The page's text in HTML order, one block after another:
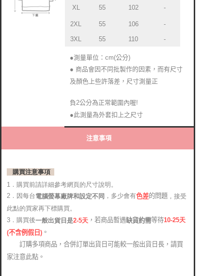
XL 55 102 -
2XL 55 106 -
3XL 55 110 -
●測量單位：cm(公分)
● 商品會因不同批製作的因素，而有尺寸
及顏色上些許落差，尺寸測量正
負2公分為正常範圍內喔!
●此測量為外套扣上之尺寸
注意事項
購買注意事項
1．購買前請詳細參考網頁的尺寸說明。
2．因每台電腦螢幕廠牌和設定不同 ，多少會有色差的問題 ，接受
此點的買家再下標購買。
3．購買後一般出貨日是2-5天 ，若商品暫遇缺貨約需等待10-25天
(不含例假日) 。
訂購多項商品，合併訂單出貨日可能較一般出貨日長，請買
家注意此點。